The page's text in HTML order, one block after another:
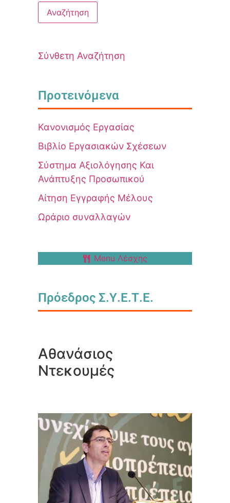
Σύνθετη Αναζήτηση
Προτεινόμενα
Κανονισμός Εργασίας
Βιβλίο Εργασιακών Σχέσεων
Σύστημα Αξιολόγησης Και
Ανάπτυξης Προσωπικού
Αίτηση Εγγραφής Μέλους
Ωράριο συναλλαγών
Menu Λέσχης
Πρόεδρος Σ.Υ.Ε.Τ.Ε.
Αθανάσιος
Ντεκουμές